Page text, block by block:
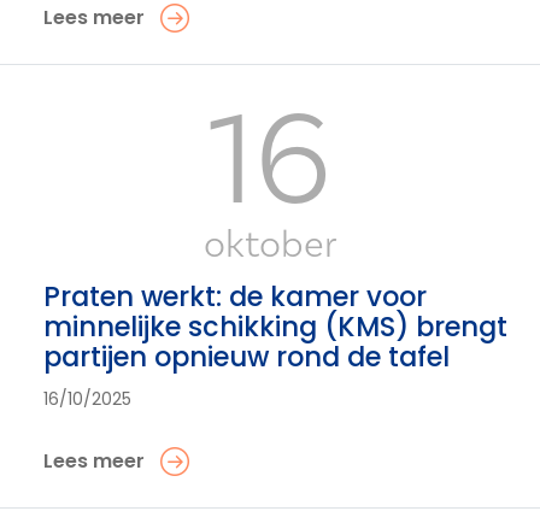
Lees meer
16
oktober
Praten werkt: de kamer voor
minnelijke schikking (KMS) brengt
partijen opnieuw rond de tafel
16/10/2025
Lees meer